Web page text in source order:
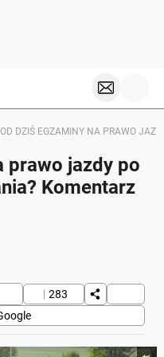
OD DZIŚ EGZAMINY NA PRAWO
prawo jazdy po
Komentarz
283